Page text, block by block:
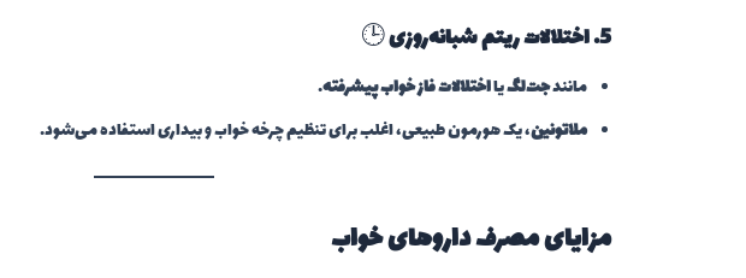
5. اختلالات ریتم شبانه‌روزی 🕒
مانندجت‌لگیااختلالات فاز خواب پیشرفته.
ملاتونین، یک هورمون طبیعی، اغلب برای تنظیم چرخه خواب و بیداری استفاده می‌شود.
مزایای مصرف داروهای خواب